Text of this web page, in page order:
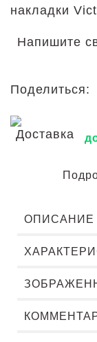
накладки
Напишите
Поделиться:
ОПИСАНИЕ